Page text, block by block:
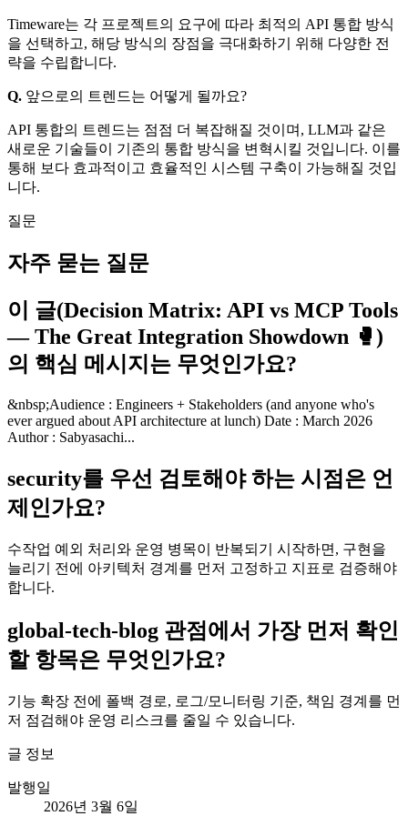
Timeware는 각 프로젝트의 요구에 따라 최적의 API 통합 방식
을 선택하고, 해당 방식의 장점을 극대화하기 위해 다양한 전
략을 수립합니다.
Q. 앞으로의 트렌드는 어떻게 될까요?
API 통합의 트렌드는 점점 더 복잡해질 것이며, LLM과 같은
새로운 기술들이 기존의 통합 방식을 변혁시킬 것입니다. 이를
통해 보다 효과적이고 효율적인 시스템 구축이 가능해질 것입
니다.
질문
자주 묻는 질문
이 글(Decision Matrix: API vs MCP Tools
— The Great Integration Showdown 🥊)
의 핵심 메시지는 무엇인가요?
&nbsp;Audience : Engineers + Stakeholders (and anyone who's
ever argued about API architecture at lunch) Date : March 2026
Author : Sabyasachi...
security를 우선 검토해야 하는 시점은 언
제인가요?
수작업 예외 처리와 운영 병목이 반복되기 시작하면, 구현을
늘리기 전에 아키텍처 경계를 먼저 고정하고 지표로 검증해야
합니다.
global-tech-blog 관점에서 가장 먼저 확인
할 항목은 무엇인가요?
기능 확장 전에 폴백 경로, 로그/모니터링 기준, 책임 경계를 먼
저 점검해야 운영 리스크를 줄일 수 있습니다.
글 정보
발행일
2026년 3월 6일